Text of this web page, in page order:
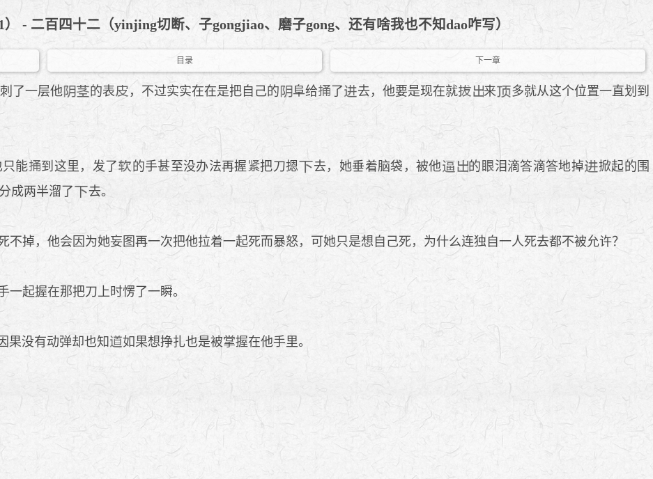
- 二百四十二（yinjing切断、子gongjiao、磨子gong、还有啥我也不知dao咋写）
目录 下一章
了一层他 的表 ，不过实实在在是把自己的 阜给 了 去，他要是现在就 来
多就从这个位置一直划到
能 到这里，发了 的手甚至没办法再握 把刀摁 去，她垂着脑袋，被他 的 泪滴答滴答地掉
掀起的围
成两半溜了 去。
掉，他会因为她妄图再一次把他拉着一起死而暴怒，可她只是想自己死，为什么连独自一人死去都不被允许？
起握在那把刀上时愣了一瞬。
果没有动弹却也知 如果想挣扎也是被掌握在他手里。